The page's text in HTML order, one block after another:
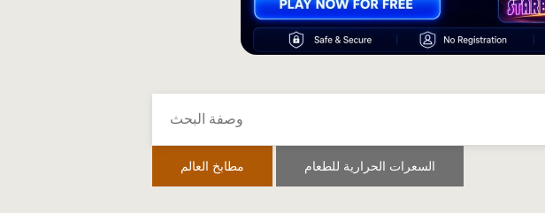
مطابخ العالم السعرات الحرارية للطعام